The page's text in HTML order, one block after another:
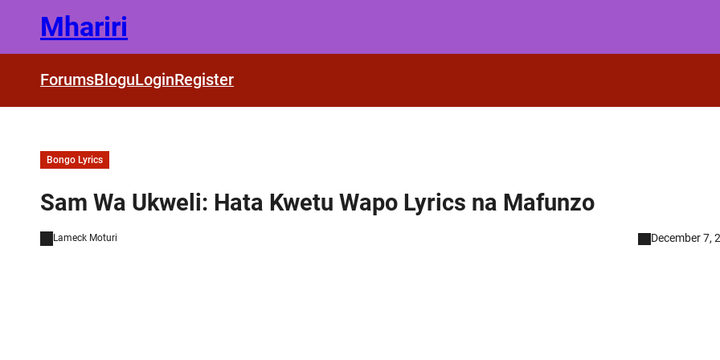
content
Mhariri
ForumsBloguLoginRegister
Bongo Lyrics
Sam Wa Ukweli: Hata Kwetu Wapo Lyrics na Mafunzo
Lameck Moturi December 7,